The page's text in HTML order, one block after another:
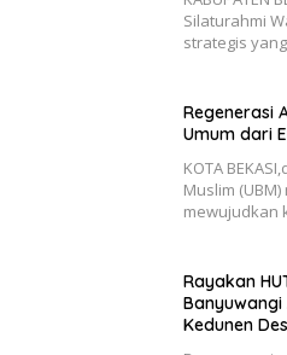
Silaturahmi
strategis
Regenerasi
Umum dari
KOTA
Muslim
mewujudkan
Rayakan
Kedunen